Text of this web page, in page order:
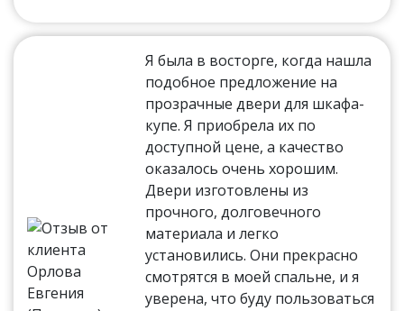
Я была в восторге, когда нашла
подобное предложение на
прозрачные двери для шкафа-
купе. Я приобрела их по
доступной цене, а качество
оказалось очень хорошим.
Двери изготовлены из
прочного, долговечного
материала и легко
установились. Они прекрасно
смотрятся в моей спальне, и я
уверена, что буду пользоваться